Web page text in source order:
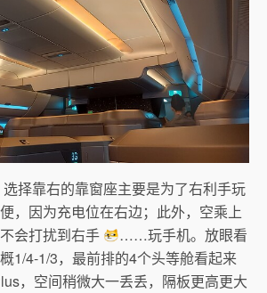
择靠右的靠窗座主要是为了右利手玩
，因为充电位在右边；此外，空乘上
会打扰到右手
……玩手机。放眼看
1/4-1/3，最前排的4个头等舱看起来
，空间稍微大一丢丢，隔板更高更大